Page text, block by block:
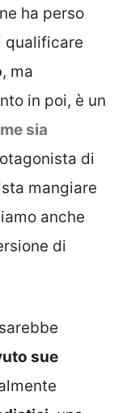
ha perso
qualificare
, ma
in poi, è un
sia
di
mangiare
anche
di
sue